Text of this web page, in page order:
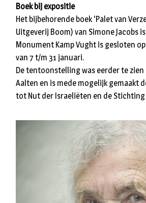
Boek bij expositie
Het bijbehorende boek ‘Palet van
Uitgeverij Boom) van Simone Jacobs
Monument Kamp Vught is gesloten
van 7 t/m 31 januari.
De tentoonstelling was eerder te
Aalten en is mede mogelijk gemaakt
tot Nut der Israeliëten en de Stichting